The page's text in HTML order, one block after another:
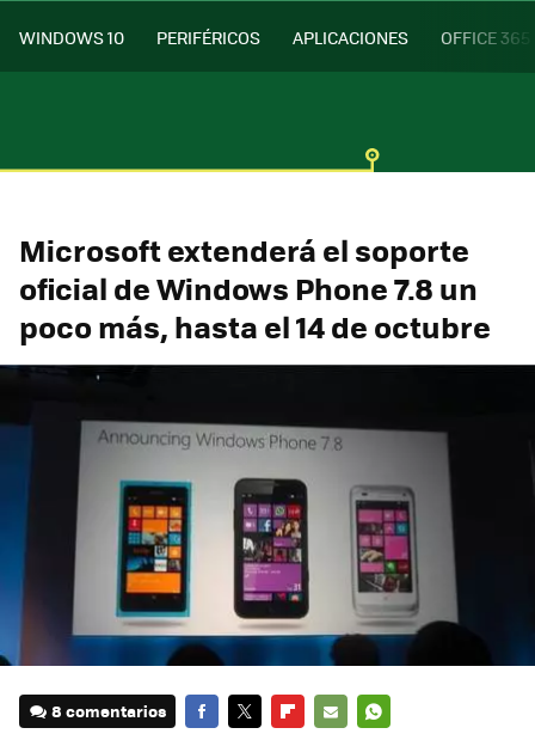
WINDOWS 10 PERIFÉRICOS APLICACIONES OFFICE 365
Microsoft extenderá el soporte
oficial de Windows Phone 7.8 un
poco más, hasta el 14 de octubre
8 comentarios